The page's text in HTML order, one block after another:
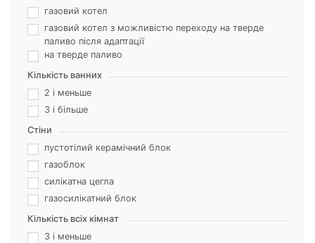
газовий котел
газовий котел з можливістю переходу на тверде
паливо після адаптації
на тверде паливо
Кількість ванних
2 і меньше
3 і більше
Стіни
пустотілий керамічний блок
газоблок
силікатна цегла
газосилікатний блок
Кількість всіх кімнат
3 і меньше